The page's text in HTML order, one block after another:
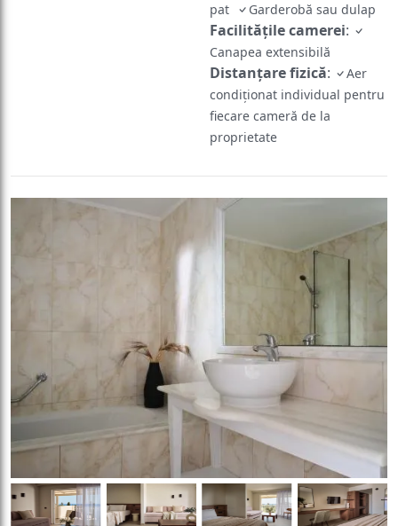
pat
Garderobă sau dulap
Facilităţile camerei:
Canapea extensibilă
Distanțare fizică:
Aer
condiționat individual pentru
fiecare cameră de la
proprietate